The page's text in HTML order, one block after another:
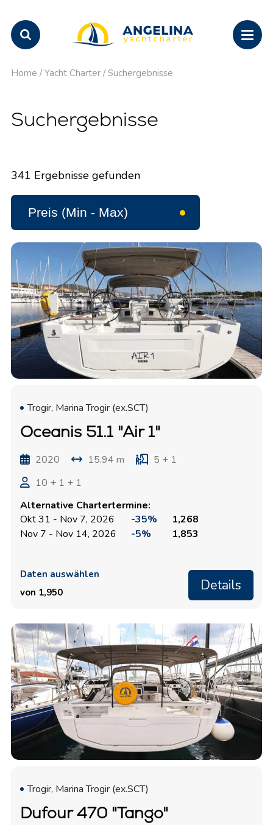
Home / Yacht Charter / Suchergebnisse
Suchergebnisse
341 Ergebnisse gefunden
Trogir, Marina Trogir (ex.SCT)
Oceanis 51.1 "Air 1"
2020 15.94 m
5 + 1
10 + 1 + 1
Alternative Chartertermine:
Okt 31 - Nov 7, 2026
-35%
1,268
Nov 7 - Nov 14, 2026
-5% 1,853
Daten auswählen
von 1,950
Details
Trogir, Marina Trogir (ex.SCT)
Dufour 470 "Tango"